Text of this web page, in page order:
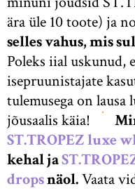
ära üle 10 toote) ja
selles vahus, mis
Poleks iial uskunud,
isepruunistajate
tulemusega on
jõusaalis käia!
ST.TROPEZ luxe
kehal ja
dropsnäol.Vaata